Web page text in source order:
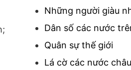
Những người giàu
Dân số các nước
Quân sự thế giới
Lá cờ các nước